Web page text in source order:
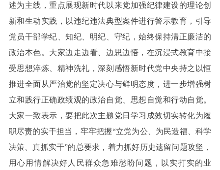
述为主线，重点展现新时代以来党加强纪律建设的理论创
新和生动实践，以违纪违法典型案件进行警示教育，引导
党员干部学纪、知纪、明纪、守纪，始终保持清正廉洁的
政治本色。大家边走边看、边思边悟，在沉浸式教育中接
受思想淬炼、精神洗礼，深刻感悟新时代党中央持之以恒
推进全面从严治党的坚定决心与鲜明态度，进一步增强树
立和践行正确政绩观的政治自觉、思想自觉和行动自觉。
大家一致表示，要把此次主题党日学习成效切实转化为履
职尽责的实干担当，牢牢把握“立党为公、为民造福、科学
决策、真抓实干”的总要求，着力抓好历史遗留问题攻坚，
用心用情解决好人民群众急难愁盼问题，以实打实的业